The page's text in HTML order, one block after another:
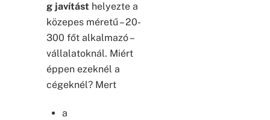
g javítást helyezte a
közepes méretű – 20-
300 főt alkalmazó –
vállalatoknál. Miért
éppen ezeknél a
cégeknél? Mert
a